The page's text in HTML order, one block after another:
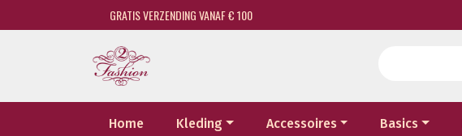
GRATIS VERZENDING VANAF € 100
Home Kleding Accessoires Basics